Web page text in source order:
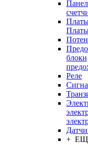
блоки
Реле
+